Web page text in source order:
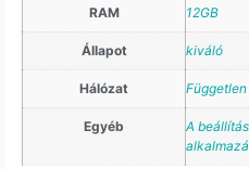
RAM 12GB
Állapot kiváló
Hálózat Független
Egyéb A